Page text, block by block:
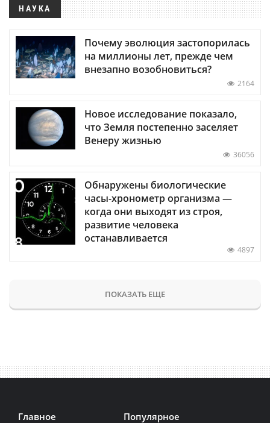
НАУКА
Почему эволюция застопорилась
на миллионы лет, прежде чем
внезапно возобновиться?
2164
Новое исследование показало,
что Земля постепенно заселяет
Венеру жизнью
36056
Обнаружены биологические
часы-хронометр организма —
когда они выходят из строя,
развитие человека
останавливается
4897
ПОКАЗАТЬ ЕЩЕ
Главное Популярное